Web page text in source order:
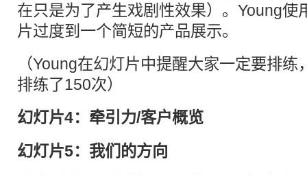
在只是为了产生戏剧性效果）。Young使
片过度到一个简短的产品展示。
（Young在幻灯片中提醒大家一定要排
排练了150次）
幻灯片4：牵引力/客户概览
幻灯片5：我们的方向